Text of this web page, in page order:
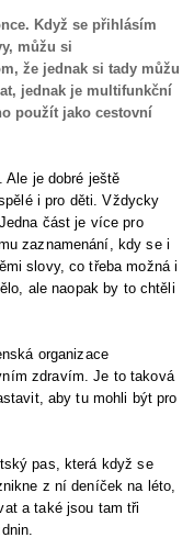
Když se přihlásím
můžu si
že jednak si tady můžu
jednak je multifunkční
použít jako cestovní
je dobré ještě
i pro děti. Vždycky
část je více pro
zaznamenání, kdy se i
slovy, co třeba možná i
ale naopak by to chtěli
organizace
zdravím. Je to taková
aby tu mohli být pro
pas, která když se
z ní deníček na léto,
a také jsou tam tři